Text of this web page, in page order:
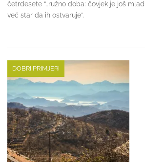
četrdesete “…ružno doba: čovjek je još
već star da ih ostvaruje”.
DOBRI PRIMJERI